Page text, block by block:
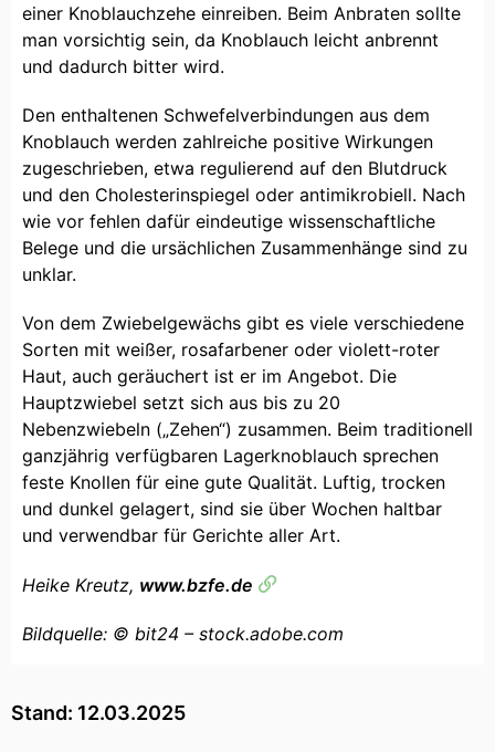
einer Knoblauchzehe einreiben. Beim Anbraten sollte
man vorsichtig sein, da Knoblauch leicht anbrennt
und dadurch bitter wird.
Den enthaltenen Schwefelverbindungen aus dem
Knoblauch werden zahlreiche positive Wirkungen
zugeschrieben, etwa regulierend auf den Blutdruck
und den Cholesterinspiegel oder antimikrobiell. Nach
wie vor fehlen dafür eindeutige wissenschaftliche
Belege und die ursächlichen Zusammenhänge sind zu
unklar.
Von dem Zwiebelgewächs gibt es viele verschiedene
Sorten mit weißer, rosafarbener oder violett-roter
Haut, auch geräuchert ist er im Angebot. Die
Hauptzwiebel setzt sich aus bis zu 20
Nebenzwiebeln („Zehen“) zusammen. Beim traditionell
ganzjährig verfügbaren Lagerknoblauch sprechen
feste Knollen für eine gute Qualität. Luftig, trocken
und dunkel gelagert, sind sie über Wochen haltbar
und verwendbar für Gerichte aller Art.
Heike Kreutz, www.bzfe.de
Bildquelle: © bit24 – stock.adobe.com
Stand: 12.03.2025